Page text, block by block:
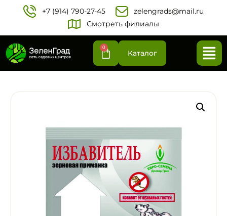
+7 (914) 790-27-45‬
zelengrads@mail.ru
Смотреть филиалы
0
Каталог